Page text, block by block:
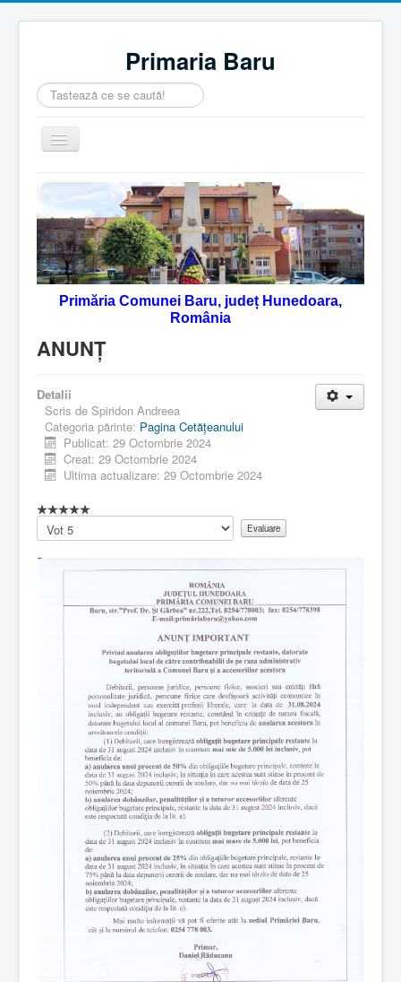
Primaria Baru
Căutare
...
Comută
navigarea
Home
Despre noi
Noutăţi
Contact
Servicii Online
Primăria Comunei Baru, județ Hunedoara,
România
ANUNȚ
Detalii
Scris de Spiridon Andreea
Categoria părinte: Pagina Cetăţeanului
Publicat: 29 Octombrie 2024
Creat: 29 Octombrie 2024
Ultima actualizare: 29 Octombrie 2024
Vă
rugăm
să
evaluați